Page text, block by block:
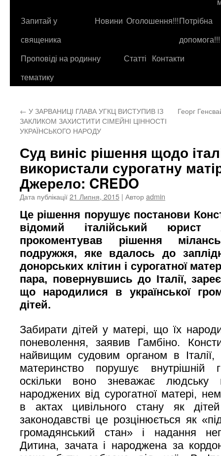
контенту
Запитай у
священика
Новини Оголошення!!!Потрібна
допомога!!!
Проповіді на родинну
тематику
Статті Контакти
← У ЗАРВАНИЦІ ГЛАВА УГКЦ ВИСТУПИВ ІЗ
ЗАКЛИКОМ ЗАХИСТИТИ СІМЕЙНІ ЦІННОСТІ
УКРАЇНСЬКОГО НАРОДУ
Георг
Суд виніс рішення щодо
використали сурогатну
Джерело: CREDO
Дата публікації21 Липня, 2015 | Авторadmin
Це рішення порушує постанови
відомий італійський юрист
прокоментував рішення
подружжя, яке вдалось до
донорських клітин і сурогатної
пара, повернувшись до Італії,
що народилися в української
дітей.
Забирати дітей у матері, що їх
поневолення, заявив Гамбіно.
найвищим судовим органом в
материнство порушує внутрішній
оскільки воно зневажає людську
народжених від сурогатної матері,
в актах цивільного стану як
законодавстві це розцінюється як
громадянський стан» і надання
Дитина, зачата і народжена за